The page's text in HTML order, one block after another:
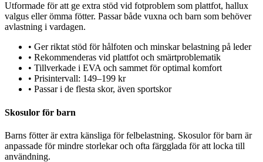
Utformade för att ge extra stöd vid fotproblem som plattfot, hallux
valgus eller ömma fötter. Passar både vuxna och barn som behöver
avlastning i vardagen.
• Ger riktat stöd för hålfoten och minskar belastning på leder
• Rekommenderas vid plattfot och smärtproblematik
• Tillverkade i EVA och sammet för optimal komfort
• Prisintervall: 149–199 kr
• Passar i de flesta skor, även sportskor
Skosulor för barn
Barns fötter är extra känsliga för felbelastning. Skosulor för barn är
anpassade för mindre storlekar och ofta färgglada för att locka till
användning.